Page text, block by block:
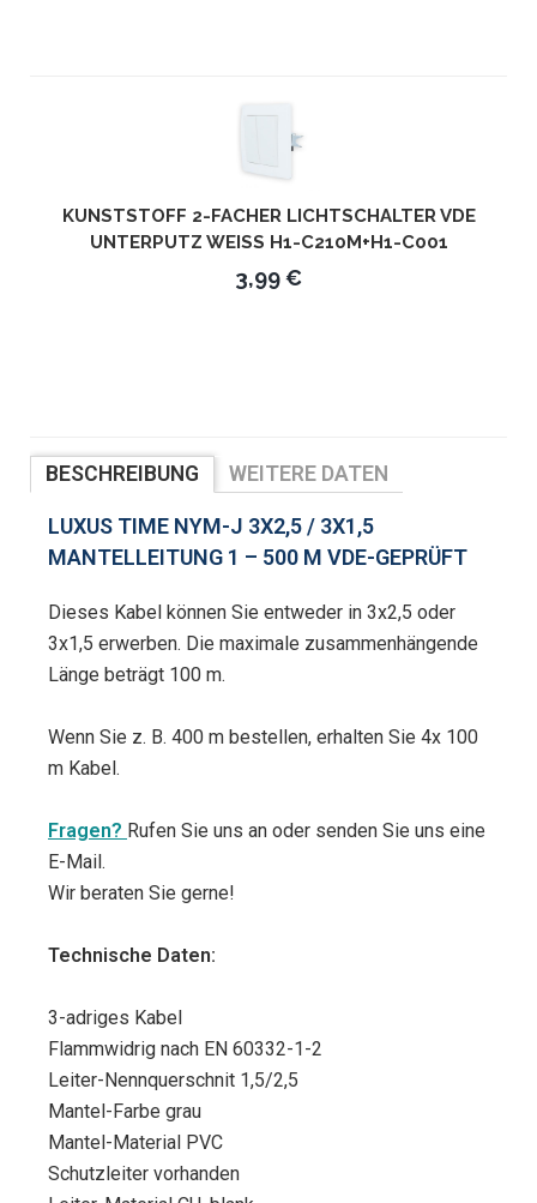
KUNSTSTOFF 2-FACHER LICHTSCHALTER VDE
UNTERPUTZ WEISS H1-C210M+H1-C001
3,99 €
BESCHREIBUNG WEITERE DATEN
LUXUS TIME NYM-J 3X2,5 / 3X1,5
MANTELLEITUNG 1 – 500 M VDE-GEPRÜFT
Dieses Kabel können Sie entweder in 3x2,5 oder
3x1,5 erwerben. Die maximale zusammenhängende
Länge beträgt 100 m.
Wenn Sie z. B. 400 m bestellen, erhalten Sie 4x 100
m Kabel.
Fragen? Rufen Sie uns an oder senden Sie uns eine
E-Mail.
Wir beraten Sie gerne!
Technische Daten:
3-adriges Kabel
Flammwidrig nach EN 60332-1-2
Leiter-Nennquerschnit 1,5/2,5
Mantel-Farbe grau
Mantel-Material PVC
Schutzleiter vorhanden